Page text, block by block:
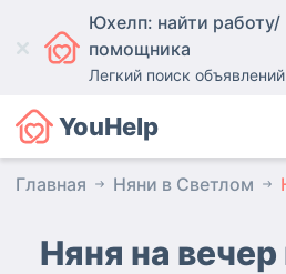
Юхелп: найти работу/
помощника
Легкий поиск
YouHelp
Главная Няни в Светлом
Няня на